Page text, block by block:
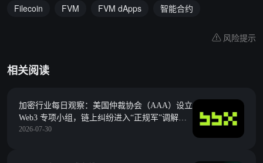
Filecoin FVM FVM dApps 智能合约
风险提示
相关阅读
加密行业每日观察：美国仲裁协会（AAA）设立
Web3 专项小组，链上纠纷进入“正规军”调解时
代
2026-07-30